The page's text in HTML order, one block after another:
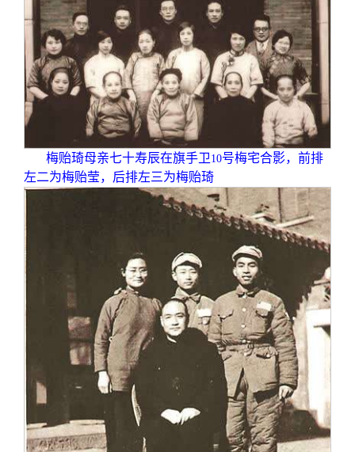
梅贻琦母亲七十寿辰在旗手卫 10号梅宅合影，前排
左二为梅贻莹，后排左三为梅贻琦